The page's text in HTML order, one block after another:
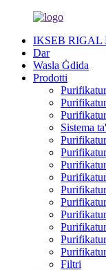
IKSEB RIGAL
Dar
Wasla Ġdida
Prodotti
Sistema
Filtri